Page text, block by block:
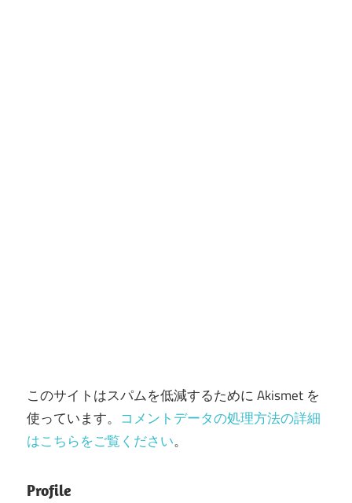
このサイトはスパムを低減するために Akismet を
使っています。 コメントデータの処理方法の詳細
はこちらをご覧ください。
Profile